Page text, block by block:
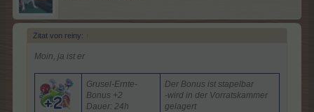
Zitat von reiny: ↑
Moin, ja ist er
Grusel-Ernte-
Bonus +2
Dauer: 24h
Der Bonus ist stapelbar
-wird in der Vorratskammer
gelagert